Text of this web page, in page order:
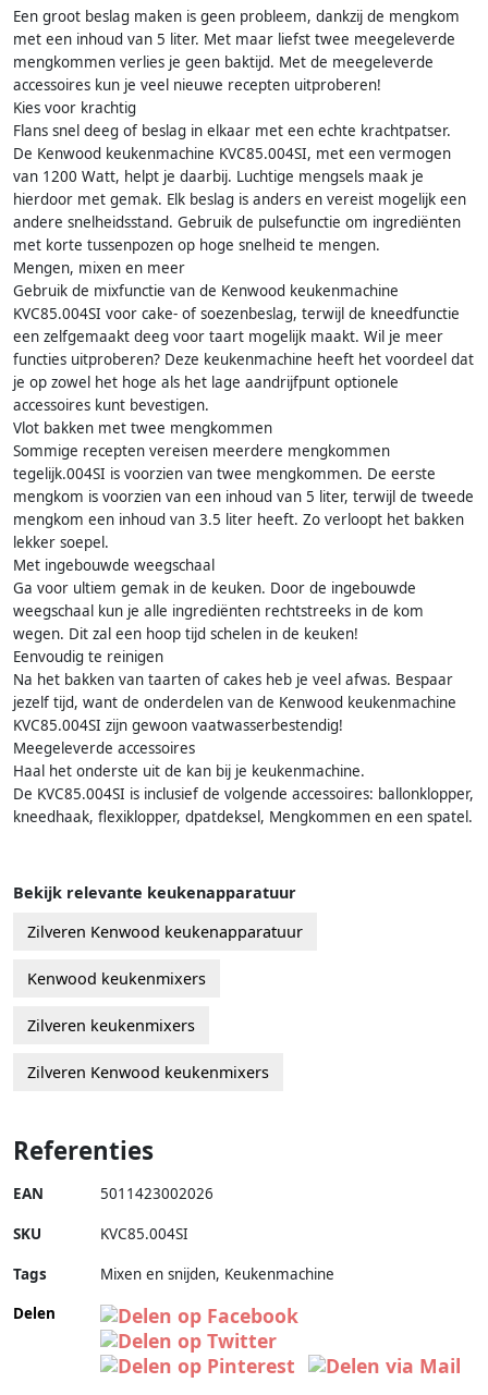
Een groot beslag maken is geen probleem, dankzij de mengkom
met een inhoud van 5 liter. Met maar liefst twee meegeleverde
mengkommen verlies je geen baktijd. Met de meegeleverde
accessoires kun je veel nieuwe recepten uitproberen!
Kies voor krachtig
Flans snel deeg of beslag in elkaar met een echte krachtpatser.
De Kenwood keukenmachine KVC85.004SI, met een vermogen
van 1200 Watt, helpt je daarbij. Luchtige mengsels maak je
hierdoor met gemak. Elk beslag is anders en vereist mogelijk een
andere snelheidsstand. Gebruik de pulsefunctie om ingrediënten
met korte tussenpozen op hoge snelheid te mengen.
Mengen, mixen en meer
Gebruik de mixfunctie van de Kenwood keukenmachine
KVC85.004SI voor cake- of soezenbeslag, terwijl de kneedfunctie
een zelfgemaakt deeg voor taart mogelijk maakt. Wil je meer
functies uitproberen? Deze keukenmachine heeft het voordeel dat
je op zowel het hoge als het lage aandrijfpunt optionele
accessoires kunt bevestigen.
Vlot bakken met twee mengkommen
Sommige recepten vereisen meerdere mengkommen
tegelijk.004SI is voorzien van twee mengkommen. De eerste
mengkom is voorzien van een inhoud van 5 liter, terwijl de tweede
mengkom een inhoud van 3.5 liter heeft. Zo verloopt het bakken
lekker soepel.
Met ingebouwde weegschaal
Ga voor ultiem gemak in de keuken. Door de ingebouwde
weegschaal kun je alle ingrediënten rechtstreeks in de kom
wegen. Dit zal een hoop tijd schelen in de keuken!
Eenvoudig te reinigen
Na het bakken van taarten of cakes heb je veel afwas. Bespaar
jezelf tijd, want de onderdelen van de Kenwood keukenmachine
KVC85.004SI zijn gewoon vaatwasserbestendig!
Meegeleverde accessoires
Haal het onderste uit de kan bij je keukenmachine.
De KVC85.004SI is inclusief de volgende accessoires: ballonklopper,
kneedhaak, flexiklopper, dpatdeksel, Mengkommen en een spatel.
Bekijk relevante keukenapparatuur
Zilveren Kenwood keukenapparatuur
Kenwood keukenmixers
Zilveren keukenmixers
Zilveren Kenwood keukenmixers
Referenties
EAN 5011423002026
SKU KVC85.004SI
Tags
Mixen en snijden, Keukenmachine
Delen